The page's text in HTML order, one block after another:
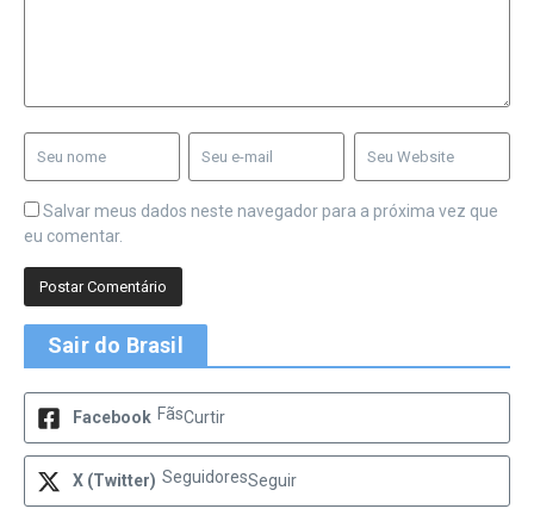
Salvar meus dados neste navegador para a próxima vez que
eu comentar.
Sair do Brasil
Facebook FãsCurtir
X (Twitter) SeguidoresSeguir